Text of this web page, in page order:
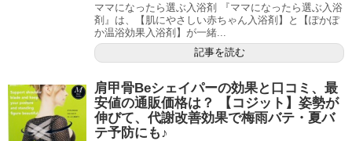
ママになったら選ぶ入浴剤 『ママになったら選ぶ入浴
剤』は、【肌にやさしい赤ちゃん入浴剤】と【ぽかぽ
か温浴効果入浴剤】が一緒...
記事を読む
肩甲骨Beシェイパーの効果と口コミ、最
安値の通販価格は？ 【コジット】姿勢が
伸びて、代謝改善効果で梅雨バテ・夏バ
テ予防にも♪